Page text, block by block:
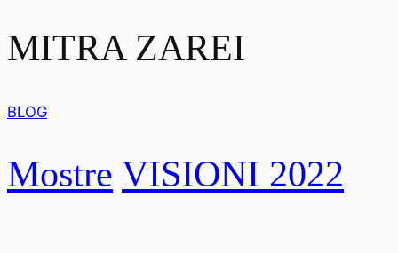
MITRA ZAREI
BLOG
Mostre VISIONI 2022